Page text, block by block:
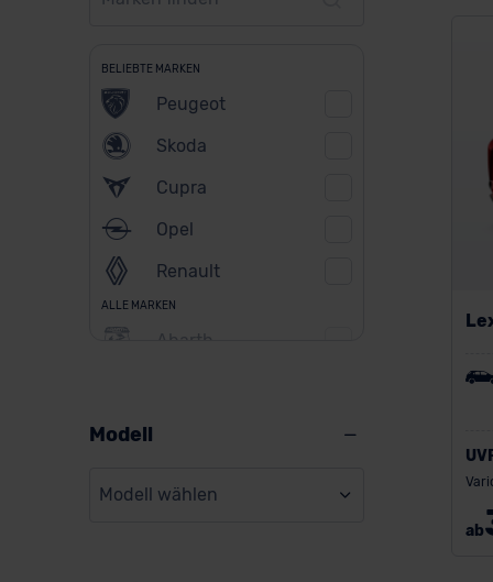
BELIEBTE MARKEN
Peugeot
Skoda
Cupra
Opel
Renault
ALLE MARKEN
Abarth
BMW
Modell
Modell wählen
ab